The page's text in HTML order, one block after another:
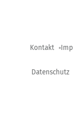
Kontakt
Datenschutz